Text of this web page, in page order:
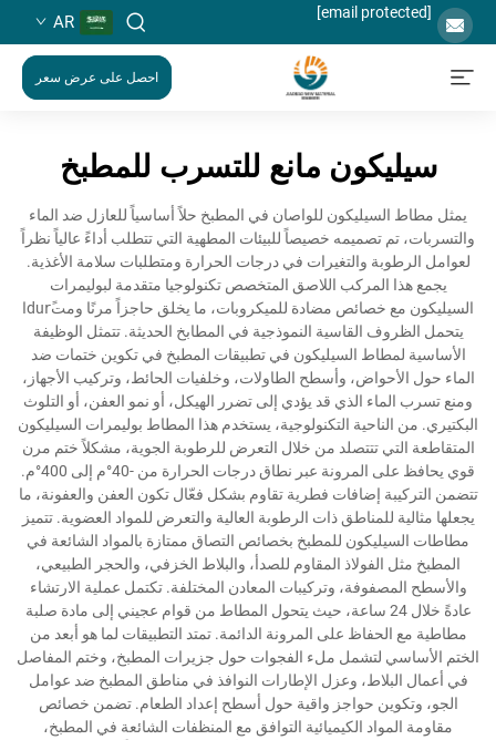
[email protected]
AR
احصل على عرض سعر
سيليكون مانع للتسرب للمطبخ
يمثل مطاط السيليكون للواصان في المطبخ حلاً أساسياً للعازل ضد الماء
والتسربات، تم تصميمه خصيصاً للبيئات المطهية التي تتطلب أداءً عالياً نظراً
لعوامل الرطوبة والتغيرات في درجات الحرارة ومتطلبات سلامة الأغذية.
يجمع هذا المركب اللاصق المتخصص تكنولوجيا متقدمة لبوليمرات
السيليكون مع خصائص مضادة للميكروبات، ما يخلق حاجزاً مرنًا ومتdurًا
يتحمل الظروف القاسية النموذجية في المطابخ الحديثة. تتمثل الوظيفة
الأساسية لمطاط السيليكون في تطبيقات المطبخ في تكوين ختمات ضد
الماء حول الأحواض، وأسطح الطاولات، وخلفيات الحائط، وتركيب الأجهاز،
ومنع تسرب الماء الذي قد يؤدي إلى تضرر الهيكل، أو نمو العفن، أو التلوث
البكتيري. من الناحية التكنولوجية، يستخدم هذا المطاط بوليمرات السيليكون
المتقاطعة التي تتتصلد من خلال التعرض للرطوبة الجوية، مشكلاً ختم مرن
قوي يحافظ على المرونة عبر نطاق درجات الحرارة من -40°م إلى 400°م.
تتضمن التركيبة إضافات فطرية تقاوم بشكل فعّال تكون العفن والعفونة، ما
يجعلها مثالية للمناطق ذات الرطوبة العالية والتعرض للمواد العضوية. تتميز
مطاطات السيليكون للمطبخ بخصائص التصاق ممتازة بالمواد الشائعة في
المطبخ مثل الفولاذ المقاوم للصدأ، والبلاط الخزفي، والحجر الطبيعي،
والأسطح المصفوفة، وتركيبات المعادن المختلفة. تكتمل عملية الارتشاء
عادةً خلال 24 ساعة، حيث يتحول المطاط من قوام عجيني إلى مادة صلبة
مطاطية مع الحفاظ على المرونة الدائمة. تمتد التطبيقات لما هو أبعد من
الختم الأساسي لتشمل ملء الفجوات حول جزيرات المطبخ، وختم المفاصل
في أعمال البلاط، وعزل الإطارات النوافذ في مناطق المطبخ ضد عوامل
الجو، وتكوين حواجز واقية حول أسطح إعداد الطعام. تضمن خصائص
مقاومة المواد الكيميائية التوافق مع المنظفات الشائعة في المطبخ،